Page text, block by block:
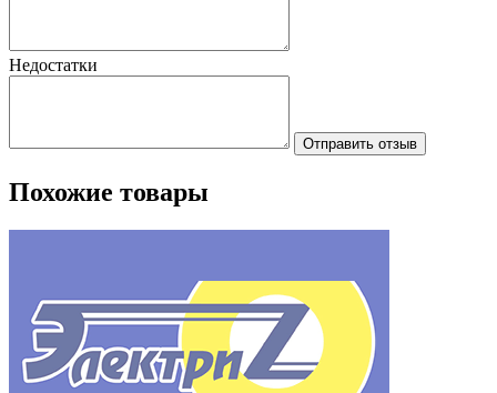
Недостатки
Отправить отзыв
Похожие товары